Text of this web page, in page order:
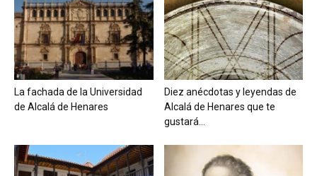
La fachada de la Universidad
de Alcalá de Henares
Diez anécdotas y leyendas de
Alcalá de Henares que te
gustará...